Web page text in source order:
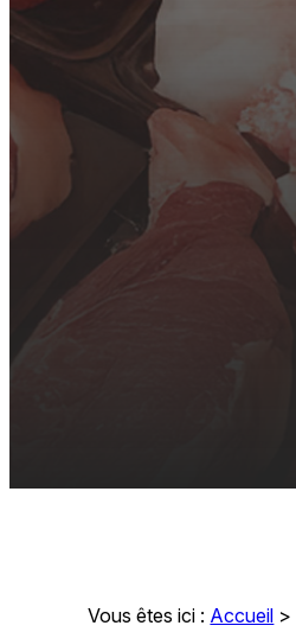
Vous êtes ici : Accueil >